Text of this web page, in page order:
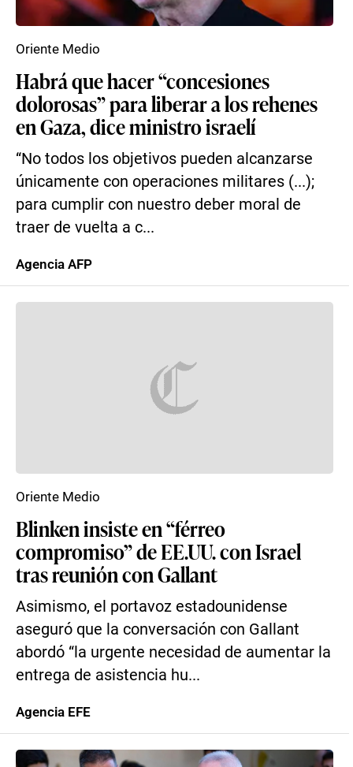
Habrá que hacer “concesiones
dolorosas” para liberar a los rehenes
en Gaza, dice ministro israelí
“No todos los objetivos pueden alcanzarse
únicamente con operaciones militares (...);
para cumplir con nuestro deber moral de
traer de vuelta a c...
Oriente Medio
Agencia AFP
Blinken insiste en “férreo
compromiso” de EE.UU. con Israel
tras reunión con Gallant
Asimismo, el portavoz estadounidense
aseguró que la conversación con Gallant
abordó “la urgente necesidad de aumentar la
entrega de asistencia hu...
Oriente Medio
Agencia EFE